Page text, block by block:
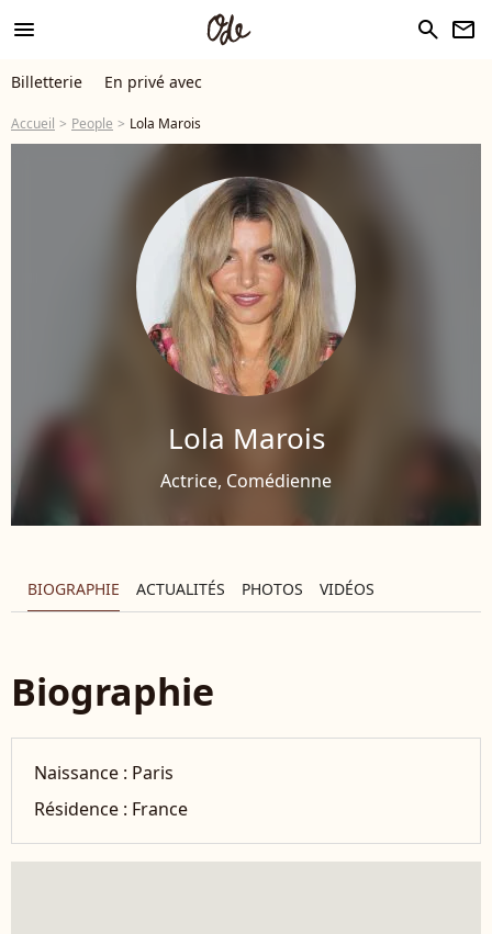
menu search newsletter
Billetterie En privé avec
Accueil People Lola Marois
Lola Marois
Actrice, Comédienne
BIOGRAPHIE ACTUALITÉS PHOTOS VIDÉOS
Biographie
Naissance : Paris
Résidence : France